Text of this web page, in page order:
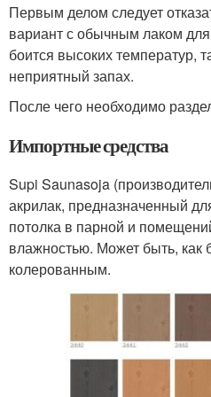
Первым делом следует
вариант с обычным лаком
боится высоких температур,
неприятный запах.
После чего необходимо
Импортные средства
Supi Saunasoja
акрилак, предназначенный
потолка в парной и
влажностью. Может быть, как
колерованным.